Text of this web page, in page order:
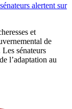
alertent sur
et
de
sénateurs
l’adaptation au